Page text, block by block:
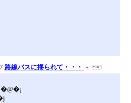
路線バスに揺られて・・・